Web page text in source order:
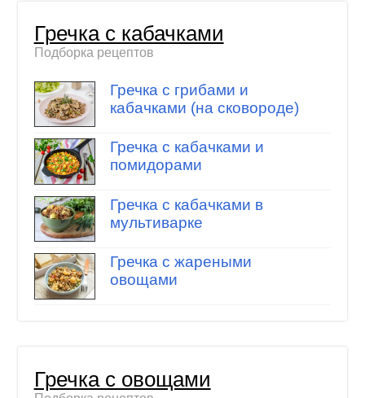
Гречка с кабачками
Подборка рецептов
Гречка с грибами и
кабачками (на сковороде)
Гречка с кабачками и
помидорами
Гречка с кабачками в
мультиварке
Гречка с жареными
овощами
Гречка с овощами